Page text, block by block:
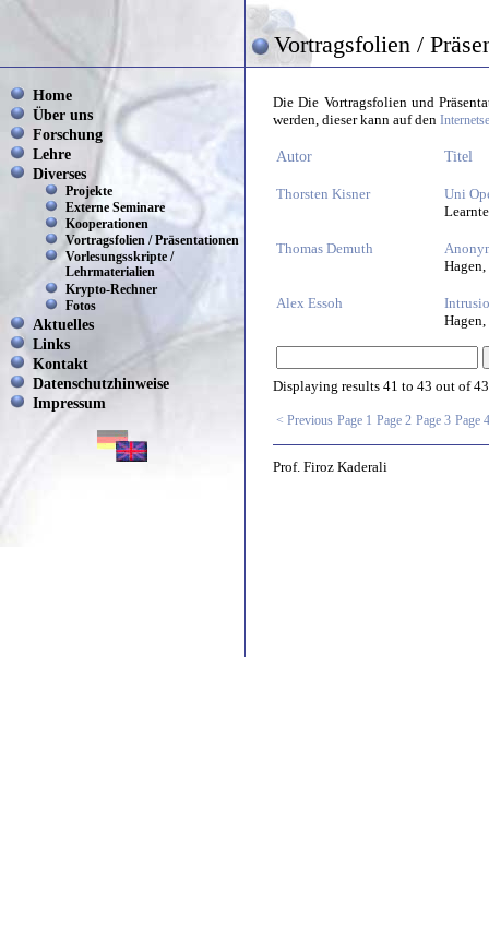
Vortragsfolien /
Home
Über uns
Forschung
Lehre
Diverses
Projekte
Externe Seminare
Kooperationen
Vortragsfolien / Präsentationen
Vorlesungsskripte /
Lehrmaterialien
Krypto-Rechner
Fotos
Aktuelles
Links
Kontakt
Datenschutzhinweise
Impressum
Die Die Vortragsfolien und
werden, dieser kann auf den
Autor Titel
Thorsten Kisner
Uni
Thomas Demuth
Alex Essoh
Displaying results 41 to 43 out of43
< Previous Page 1 Page 2 Page 3 Page 4
Prof. Firoz Kaderali